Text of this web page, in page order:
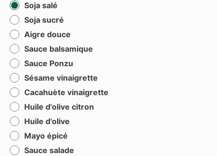
Soja salé
Soja sucré
Aigre douce
Sauce balsamique
Sauce Ponzu
Sésame vinaigrette
Cacahuète vinaigrette
Huile d'olive citron
Huile d'olive
Mayo épicé
Sauce salade